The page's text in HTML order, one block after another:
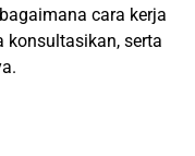
cara kerja
konsultasikan, serta